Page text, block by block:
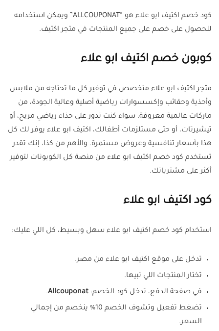
كود خصم اكتيف ابو علاء هو “ALLCOUPONAT” ويمكن استخدامه
للحصول على خصم على جميع المنتجات في متجر اكتيف.
كوبون خصم اكتيف ابو علاء
متجر اكتيف ابو علاء متخصص في توفير كل ما تحتاجه من ملابس
وأحذية وحقائب وإكسسوارات رياضية أصلية وعالية الجودة، من
ماركات عالمية معروفة. سواء كنت تدور على حذاء رياضي مريح، أو
تيشيرتات، أو حتى مستلزمات أطفالك، اكتيف ابو علاء يوفر لك كل
هذا بأسعار تنافسية وعروض مستمرة. والأهم من كذا، إنك تقدر
تستخدم كود خصم اكتيف ابو علاء من منصة كل الكوبونات لتوفير
أكثر على مشترياتك.
كود اكتيف ابو علاء
استخدام كود خصم اكتيف ابو علاء سهل وبسيط، كل اللي عليك:
تدخل على موقع اكتيف ابو علاء من مصر.
تختار المنتجات اللي تبيها.
في صفحة الدفع، تدخل كود الخصم: Allcouponat
.
تضغط تفعيل وتشوف الخصم 10% ينخصم من إجمالي
السعر.